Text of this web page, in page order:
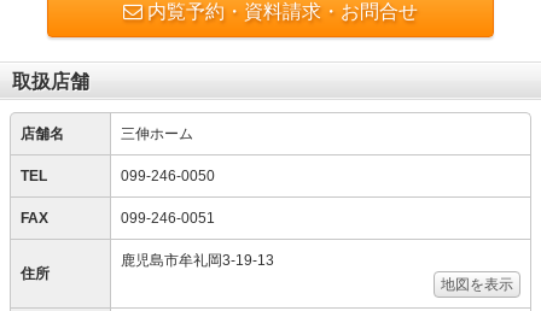
内覧予約・資料請求・お問合せ
取扱店舗
店舗名 三伸ホーム
TEL 099-246-0050
FAX 099-246-0051
住所
鹿児島市牟礼岡3-19-13
地図を表示